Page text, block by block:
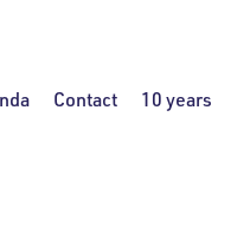
Contact 10 years